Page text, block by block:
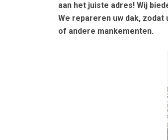
aan het juiste adres! Wij
We repareren uw dak,
of andere mankementen.